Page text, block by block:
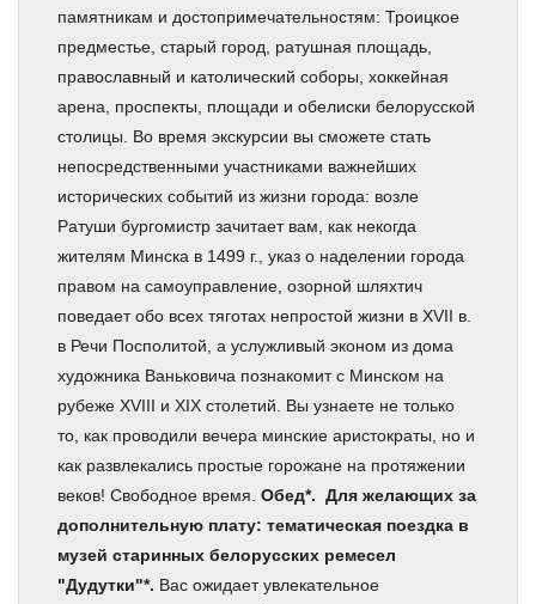
памятникам и достопримечательностям: Троицкое
предместье, старый город, ратушная площадь,
православный и католический соборы, хоккейная
арена, проспекты, площади и обелиски белорусской
столицы. Во время экскурсии вы сможете стать
непосредственными участниками важнейших
исторических событий из жизни города: возле
Ратуши бургомистр зачитает вам, как некогда
жителям Минска в 1499 г., указ о наделении города
правом на самоуправление, озорной шляхтич
поведает обо всех тяготах непростой жизни в XVII в.
в Речи Посполитой, а услужливый эконом из дома
художника Ваньковича познакомит с Минском на
рубеже XVIII и XIX столетий. Вы узнаете не только
то, как проводили вечера минские аристократы, но и
как развлекались простые горожане на протяжении
веков! Свободное время. Обед*. Для желающих за
дополнительную плату: тематическая поездка в
музей старинных белорусских ремесел
"Дудутки"*. Вас ожидает увлекательное